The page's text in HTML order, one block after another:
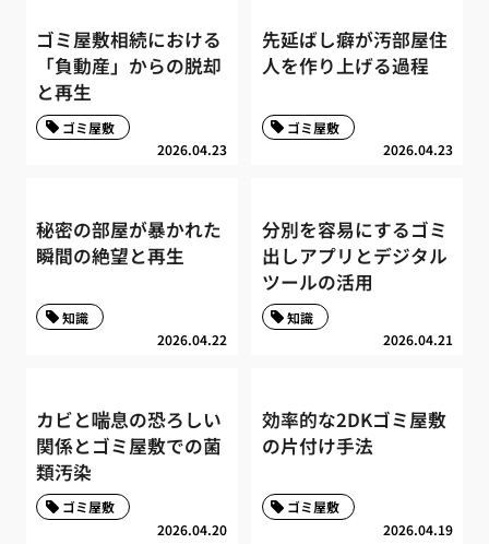
ゴミ屋敷相続における
「負動産」からの脱却
と再生
2026.04.23
ゴミ屋敷
先延ばし癖が汚部屋住
人を作り上げる過程
2026.04.23
ゴミ屋敷
秘密の部屋が暴かれた
瞬間の絶望と再生
2026.04.22
知識
分別を容易にするゴミ
出しアプリとデジタル
ツールの活用
2026.04.21
知識
カビと喘息の恐ろしい
関係とゴミ屋敷での菌
類汚染
2026.04.20
ゴミ屋敷
効率的な2DKゴミ屋敷
の片付け手法
2026.04.19
ゴミ屋敷